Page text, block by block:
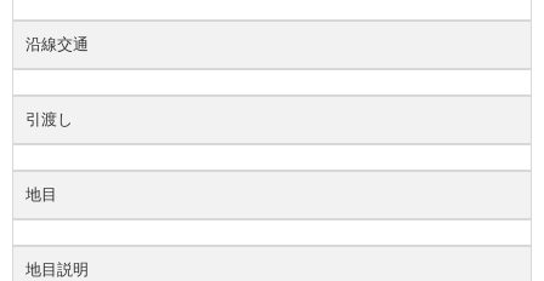
沿線交通
引渡し
地目
地目説明